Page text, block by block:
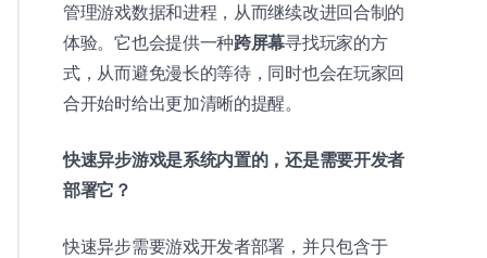
管理游戏数据和进程，从而继续改进回合制的
体验。它也会提供一种跨屏幕寻找玩家的方
式，从而避免漫长的等待，同时也会在玩家回
合开始时给出更加清晰的提醒。
快速异步游戏是系统内置的，还是需要开发者
部署它？
快速异步需要游戏开发者部署，并只包含于